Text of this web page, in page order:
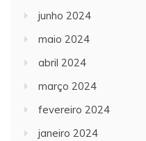
junho 2024
maio 2024
abril 2024
março 2024
fevereiro 2024
janeiro 2024